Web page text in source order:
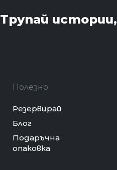
Трупай истории,
Полезно
Резервирай
Блог
Подаръчна
опаковка